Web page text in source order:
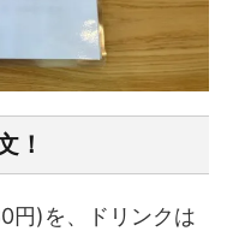
！
円)を、ドリンクは